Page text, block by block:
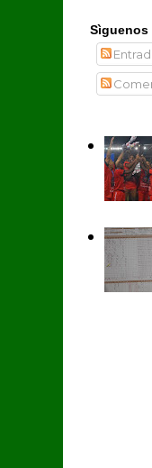
Sìguenos